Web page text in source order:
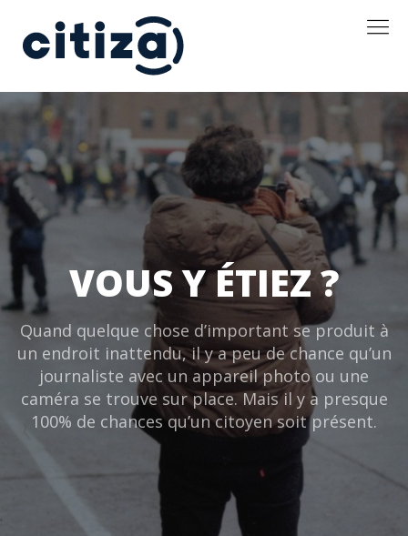
VOUS Y ÉTIEZ ?
Quand quelque chose d’important se produit à
un endroit inattendu, il y a peu de chance qu’un
journaliste avec un appareil photo ou une
caméra se trouve sur place. Mais il y a presque
100% de chances qu’un citoyen soit présent.